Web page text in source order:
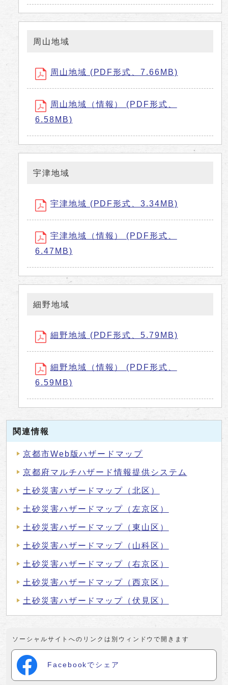
周山地域
周山地域 (PDF形式、7.66MB)
周山地域（情報） (PDF形式、
6.58MB)
宇津地域
宇津地域 (PDF形式、3.34MB)
宇津地域（情報） (PDF形式、
6.47MB)
細野地域
細野地域 (PDF形式、5.79MB)
細野地域（情報） (PDF形式、
6.59MB)
関連情報
京都市Web版ハザードマップ
京都府マルチハザード情報提供システム
土砂災害ハザードマップ（北区）
土砂災害ハザードマップ（左京区）
土砂災害ハザードマップ（東山区）
土砂災害ハザードマップ（山科区）
土砂災害ハザードマップ（右京区）
土砂災害ハザードマップ（西京区）
土砂災害ハザードマップ（伏見区）
ソーシャルサイトへのリンクは別ウィンドウで開きます
Facebookでシェア